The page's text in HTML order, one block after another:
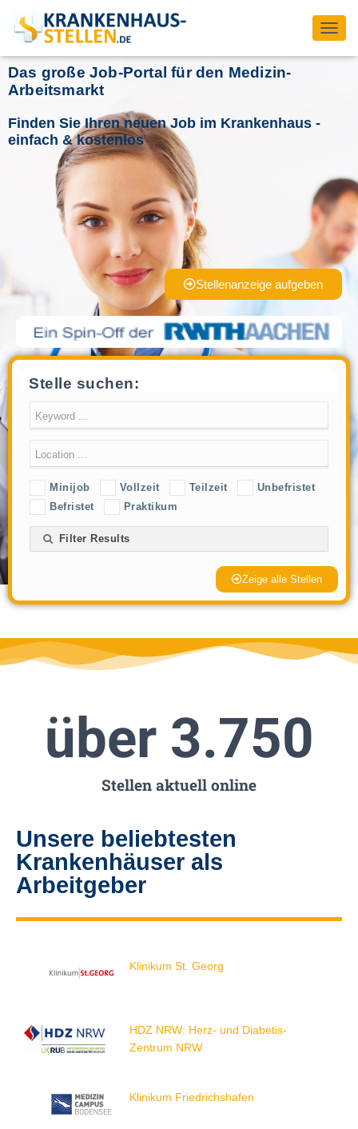
T
O
I
A
T
N
Das große Job-Portal für den Medizin-
Arbeitsmarkt
Finden Sie Ihren neuen Job im Krankenhaus -
einfach & kostenlos
Stellenanzeige aufgeben
Stelle suchen:
Minijob Vollzeit Teilzeit
Unbefristet
Befristet
Praktikum
Filter Results
Zeige alle Stellen
Stellen aktuell online
über 3.750
Unsere beliebtesten
Krankenhäuser als
Arbeitgeber
Klinikum St. Georg
HDZ NRW: Herz- und Diabetis-
Zentrum NRW
Klinikum Friedrichshafen